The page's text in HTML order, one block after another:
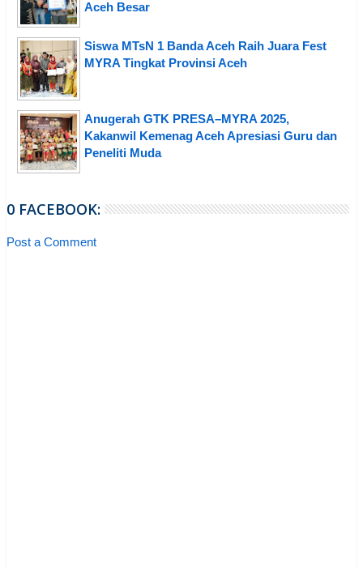
Aceh Besar
Siswa MTsN 1 Banda Aceh Raih Juara Fest
MYRA Tingkat Provinsi Aceh
Anugerah GTK PRESA–MYRA 2025,
Kakanwil Kemenag Aceh Apresiasi Guru dan
Peneliti Muda
0 FACEBOOK:
Post a Comment